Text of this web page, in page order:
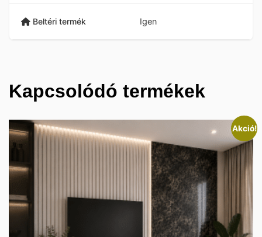
Beltéri termék Igen
Kapcsolódó termékek
Akció!